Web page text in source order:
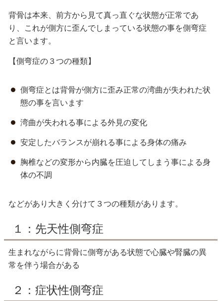
背骨は本来、前方から見て真っ直ぐな状態が正常であ
り、これが側方に歪んでしまっている状態の事を側弯症
と言います。
【側弯症の３つの種類】
側弯症とは背骨が側方に歪み正常の湾曲が失われた状
態の事を言います
湾曲が失われる事による外見の変化
安定したバランスが崩れる事による身体の痛み
胸椎などの変形から内臓を圧迫してしまう事による身
体の不調
などがあり大きく分けて３つの種類があります。
１：先天性側弯症
生まれながらに背骨に側弯がある状態で心臓や腎臓の異
常を伴う場合がある
２：症状性側弯症